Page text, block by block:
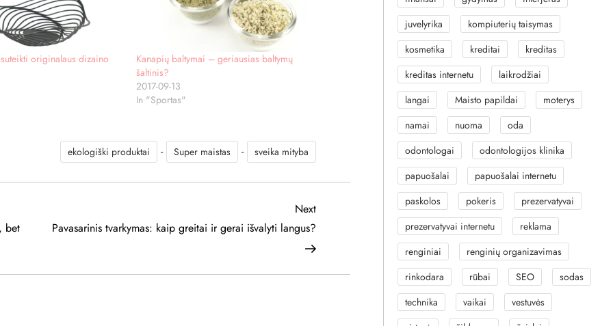
originalaus dizaino
Kanapių baltymai – geriausias baltymų
šaltinis?
2017-09-13
In "Sportas"
ekologiški produktai - Super maistas - sveika mityba
bet
Next
Post
Next
Pavasarinis tvarkymas: kaip greitai ir gerai išvalyti langus?
juvelyrika
kompiuterių taisymas
kosmetika
kreditai
kreditas
kreditas internetu
laikrodžiai
langai
Maisto papildai
moterys
namai
nuoma
oda
odontologai
odontologijos klinika
papuošalai
papuošalai internetu
paskolos
pokeris
prezervatyvai
prezervatyvai internetu
reklama
renginiai
renginių organizavimas
rinkodara
rūbai SEO
sodas
technika
vaikai
vestuvės